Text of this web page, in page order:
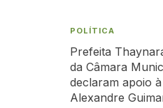
POLÍTICA
Prefeita
da Câmara
declaram apoio
Alexandre